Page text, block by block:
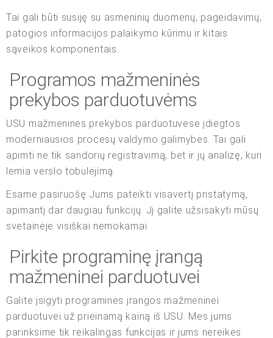
Tai gali būti susiję su asmeninių duomenų, pageidavimų,
patogios informacijos palaikymo kūrimu ir kitais
sąveikos komponentais.
Programos mažmeninės
prekybos parduotuvėms
USU mažmeninės prekybos parduotuvėse įdiegtos
moderniausios procesų valdymo galimybės. Tai gali
apimti ne tik sandorių registravimą, bet ir jų analizę, kuri
lemia verslo tobulėjimą.
Esame pasiruošę Jums pateikti visavertį pristatymą,
apimantį dar daugiau funkcijų. Jį galite užsisakyti mūsų
svetainėje visiškai nemokamai.
Pirkite programinę įrangą
mažmeninei parduotuvei
Galite įsigyti programinės įrangos mažmeninei
parduotuvei už prieinamą kainą iš USU. Mes jums
parinksime tik reikalingas funkcijas ir jums nereikės